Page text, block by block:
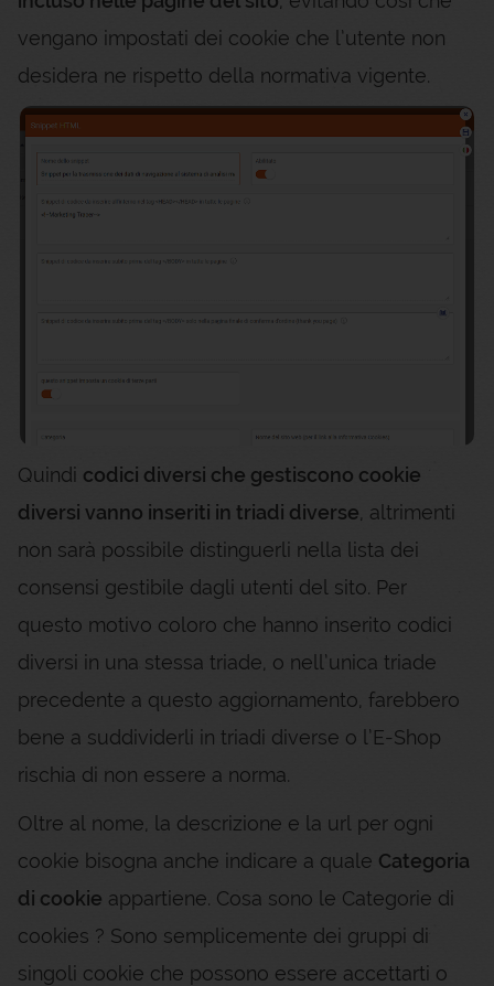
vengano impostati dei cookie che l’utente non
desidera ne rispetto della normativa vigente.
Quindi codici diversi che gestiscono cookie
diversi vanno inseriti in triadi diverse , altrimenti
non sarà possibile distinguerli nella lista dei
consensi gestibile dagli utenti del sito. Per
questo motivo coloro che hanno inserito codici
diversi in una stessa triade, o nell’unica triade
precedente a questo aggiornamento, farebbero
bene a suddividerli in triadi diverse o l’E-Shop
rischia di non essere a norma.
Oltre al nome, la descrizione e la url per ogni
cookie bisogna anche indicare a quale Categoria
di cookie appartiene. Cosa sono le Categorie di
cookies ? Sono semplicemente dei gruppi di
singoli cookie che possono essere accettarti o